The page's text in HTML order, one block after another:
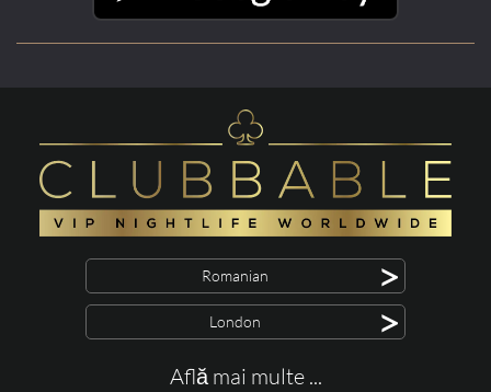
Romanian >
London >
Află mai multe ...